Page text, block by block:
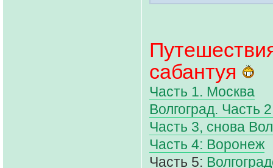
сабантуя
Часть 1. Москва
Волгоград. Часть
Часть 3, снова
Часть 4: Воронеж
Часть 5: